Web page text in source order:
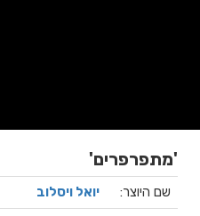
'מתפרפרים'
שם היוצר: יואל ויסלוב